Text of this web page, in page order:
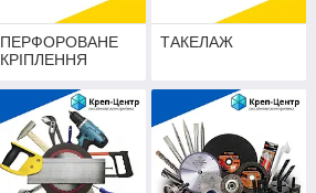
ПЕРФОРОВАНЕ
КРІПЛЕННЯ
ТАКЕЛАЖ